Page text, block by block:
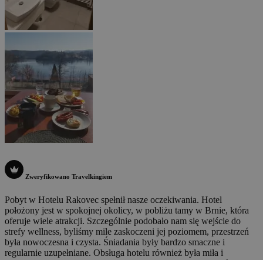
Zweryfikowano Travelkingiem
Pobyt w Hotelu Rakovec spełnił nasze oczekiwania. Hotel
położony jest w spokojnej okolicy, w pobliżu tamy w Brnie, która
oferuje wiele atrakcji. Szczególnie podobało nam się wejście do
strefy wellness, byliśmy mile zaskoczeni jej poziomem, przestrzeń
była nowoczesna i czysta. Śniadania były bardzo smaczne i
regularnie uzupełniane. Obsługa hotelu również była miła i